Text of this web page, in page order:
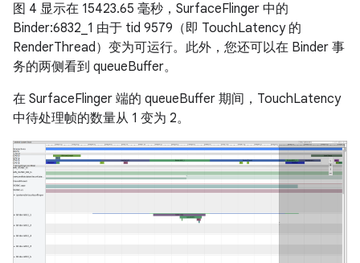
图 4 显示在 15423.65 毫秒，SurfaceFlinger 中的
Binder:6832_1 由于 tid 9579（即 TouchLatency 的
RenderThread）变为可运行。此外，您还可以在 Binder 事
务的两侧看到 queueBuffer。
在 SurfaceFlinger 端的 queueBuffer 期间，TouchLatency
中待处理帧的数量从 1 变为 2。